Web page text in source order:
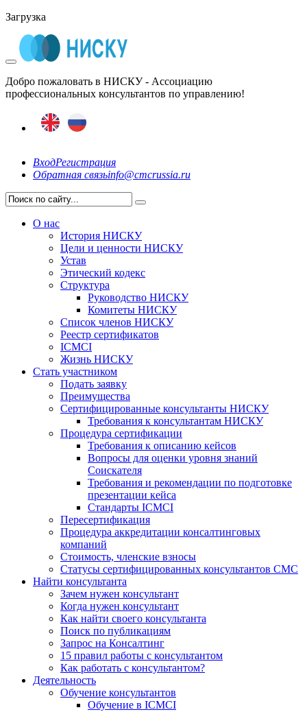
Загрузка
Добро пожаловать в НИСКУ - Ассоциацию
профессиональных консультантов по управлению!
ВходРегистрация
Обратная связьinfo@cmcrussia.ru
О нас
История НИСКУ
Цели и ценности НИСКУ
Устав
Этический кодекс
Структура
Руководство НИСКУ
Комитеты НИСКУ
Список членов НИСКУ
Реестр сертификатов
ICMCI
Жизнь НИСКУ
Стать участником
Подать заявку
Преимущества
Сертифицированные консультанты НИСКУ
Требования к консультантам НИСКУ
Процедура сертификации
Требования к описанию кейсов
Вопросы для оценки уровня знаний
Соискателя
Требования и рекомендации по подготовке
презентации кейса
Стандарты ICMCI
Пересертификация
Процедура аккредитации консалтинговых
компаний
Стоимость, членские взносы
Статусы сертифицированных консультантов СМС
Найти консультанта
Зачем нужен консультант
Когда нужен консультант
Как найти своего консультанта
Поиск по публикациям
Запрос на Консалтинг
15 правил работы с консультантом
Как работать с консультантом?
Деятельность
Обучение консультантов
Обучение в ICMCI